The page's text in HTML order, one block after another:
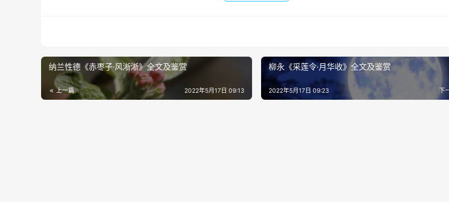
纳兰性德《赤枣子·风淅淅》全文及鉴赏
上一篇 2022年5月17日 09:13
柳永《采莲令·月华收》全文及鉴赏
下
2022年5月17日 09:23